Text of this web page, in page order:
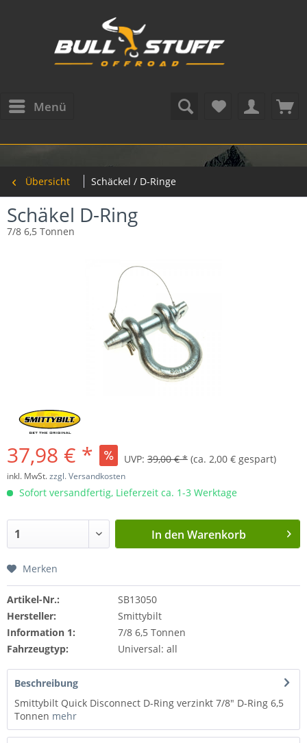
Menü
Übersicht Schäckel / D-Ringe
Schäkel D-Ring
7/8 6,5 Tonnen
37,98 € * UVP: 39,00 € * (ca. 2,00 € gespart)
inkl. MwSt.zzgl. Versandkosten
Sofort versandfertig, Lieferzeit ca. 1-3 Werktage
In den Warenkorb
Merken
Artikel-Nr.:
SB13050
Hersteller:
Smittybilt
Information 1:
7/8 6,5 Tonnen
Fahrzeugtyp:
Universal: all
Beschreibung
Smittybilt Quick Disconnect D-Ring verzinkt 7/8" D-Ring 6,5
Tonnen mehr